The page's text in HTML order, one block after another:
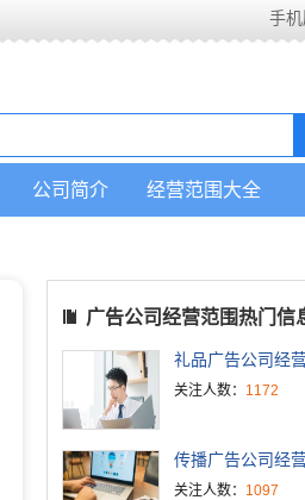
手机
公司简介 经营范围大全
广告公司经营范围热门信
礼品广告公司经
关注人数： 1172
传播广告公司经
关注人数： 1097